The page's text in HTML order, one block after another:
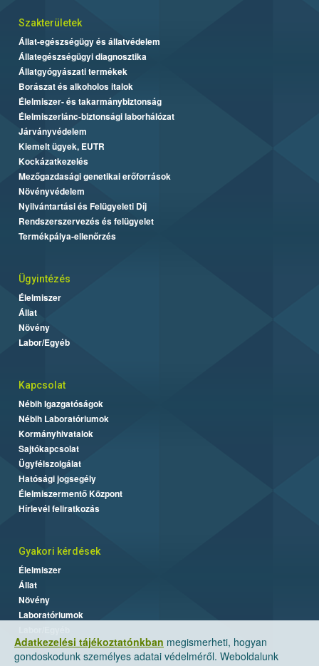
Adatkezelési tájékoztatónkban megismerheti, hogyan
gondoskodunk személyes adatai védelméről. Weboldalunk
Szakterületek
Állat-egészségügy és állatvédelem
Állategészségügyi diagnosztika
Állatgyógyászati termékek
Borászat és alkoholos italok
Élelmiszer- és takarmánybiztonság
Élelmiszerlánc-biztonsági laborhálózat
Járványvédelem
Kiemelt ügyek, EUTR
Kockázatkezelés
Mezőgazdasági genetikai erőforrások
Növényvédelem
Nyilvántartási és Felügyeleti Díj
Rendszerszervezés és felügyelet
Termékpálya-ellenőrzés
Ügyintézés
Élelmiszer
Állat
Növény
Labor/Egyéb
Kapcsolat
Nébih Igazgatóságok
Nébih Laboratóriumok
Kormányhivatalok
Sajtókapcsolat
Ügyfélszolgálat
Hatósági jogsegély
Élelmiszermentő Központ
Hírlevél feliratkozás
Gyakori kérdések
Élelmiszer
Állat
Növény
Laboratóriumok